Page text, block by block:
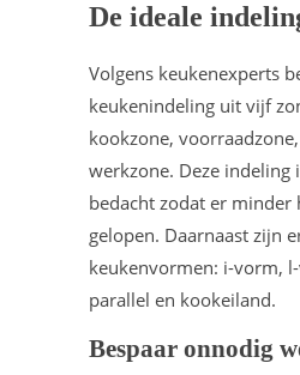
De ideale
Volgens keukenexperts
keukenindeling uit vijf
kookzone,
werkzone. Deze indeling
bedacht zodat er minder
gelopen. Daarnaast zijn
keukenvormen: i-vorm,
parallel en kookeiland.
Bespaar onnodig